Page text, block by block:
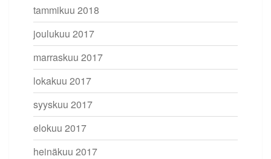
tammikuu 2018
joulukuu 2017
marraskuu 2017
lokakuu 2017
syyskuu 2017
elokuu 2017
heinäkuu 2017